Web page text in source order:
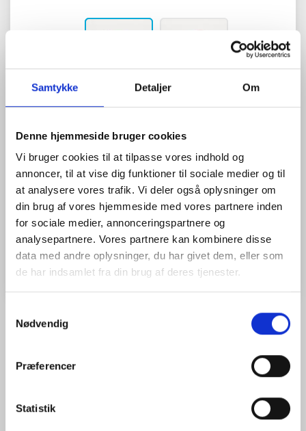
Samtykke Detaljer Om
Denne hjemmeside bruger cookies
Vi bruger cookies til at tilpasse vores indhold og
annoncer, til at vise dig funktioner til sociale medier og til
at analysere vores trafik. Vi deler også oplysninger om
din brug af vores hjemmeside med vores partnere inden
for sociale medier, annonceringspartnere og
analysepartnere. Vores partnere kan kombinere disse
data med andre oplysninger, du har givet dem, eller som
de har indsamlet fra din brug af deres tjenester.
Nødvendig
Præferencer
Statistik
525,00 DKK
(656,25 DKK)
Model/varenr.: 46-5192-02
Læg i kurv
Der er endnu ikke nogen anmeldelser her. Vi vil være glade for